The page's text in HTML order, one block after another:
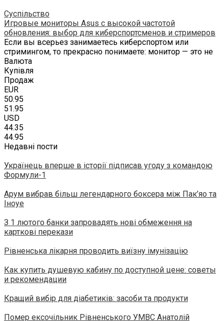
Суспільство
Игровые мониторы Asus с высокой частотой
обновления: выбор для киберспортсменов и стримеров
Если вы всерьез занимаетесь киберспортом или
стримингом, то прекрасно понимаете: монитор — это не
Валюта
Купівля
Продаж
EUR
50.95
51.95
USD
44.35
44.95
Недавні пости
Українець вперше в історії підписав угоду з командою
Формули-1
Арум вибрав більш легендарного боксера між Пак’яо та
Іноуе
З 1 лютого банки запровадять нові обмеження на
карткові перекази
Рівненська лікарня проводить виїзну імунізацію
Как купить душевую кабину по доступной цене: советы
и рекомендации
Кращий вибір для діабетиків: засоби та продукти
Помер ексочільник Рівненського УМВС Анатолій